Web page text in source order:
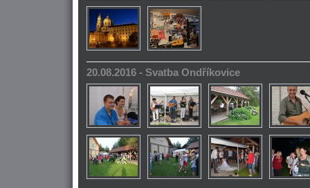
20.08.2016 - Svatba Ondříkovice